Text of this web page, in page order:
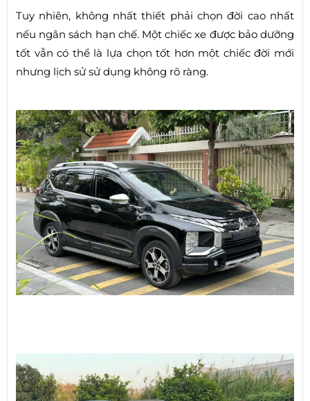
Tuy nhiên, không nhất thiết phải chọn đời cao nhất
nếu ngân sách hạn chế. Một chiếc xe được bảo dưỡng
tốt vẫn có thể là lựa chọn tốt hơn một chiếc đời mới
nhưng lịch sử sử dụng không rõ ràng.